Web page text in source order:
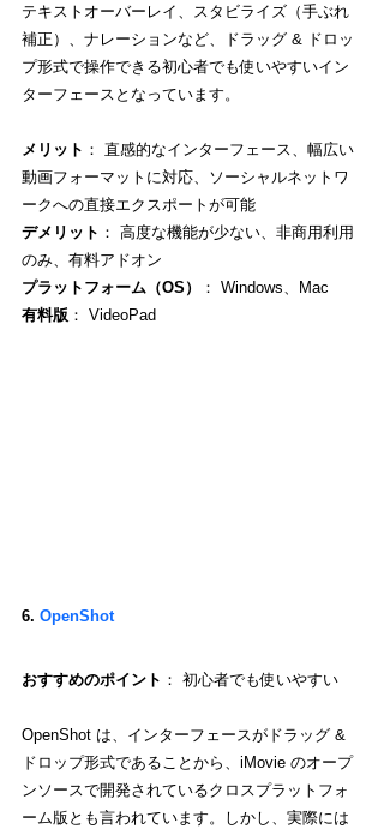
テキストオーバーレイ、スタビライズ（手ぶれ
補正）、ナレーションなど、ドラッグ & ドロッ
プ形式で操作できる初心者でも使いやすいイン
ターフェースとなっています。
メリット ： 直感的なインターフェース、幅広い
動画フォーマットに対応、ソーシャルネットワ
ークへの直接エクスポートが可能
デメリット ： 高度な機能が少ない、非商用利用
のみ、有料アドオン
プラットフォーム（OS）
： Windows、Mac
有料版 ： VideoPad
6. OpenShot
おすすめのポイント ： 初心者でも使いやすい
OpenShot は、インターフェースがドラッグ &
ドロップ形式であることから、iMovie のオープ
ンソースで開発されているクロスプラットフォ
ーム版とも言われています。しかし、実際には